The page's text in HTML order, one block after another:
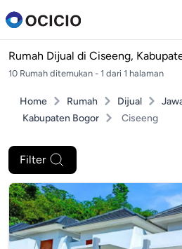
Rumah Dijual di Ciseeng,
10 Rumah ditemukan - 1 dari 1 halaman
Home Rumah Dijual
Kabupaten Bogor
Ciseeng
Filter